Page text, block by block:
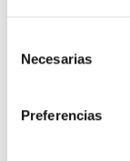
Necesarias
Preferencias